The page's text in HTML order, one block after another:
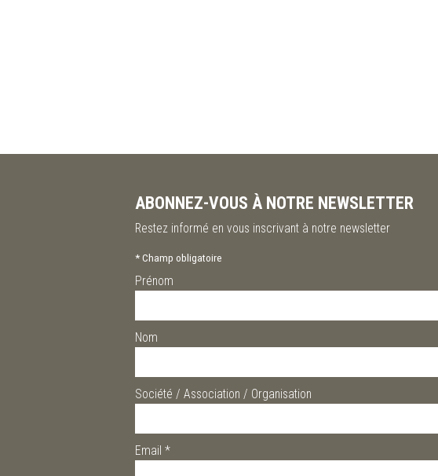
ABONNEZ-VOUS À NOTRE NEWSLETTER
Restez informé en vous inscrivant à notre newsletter
*Champ obligatoire
Prénom
Nom
Société / Association / Organisation
Email *